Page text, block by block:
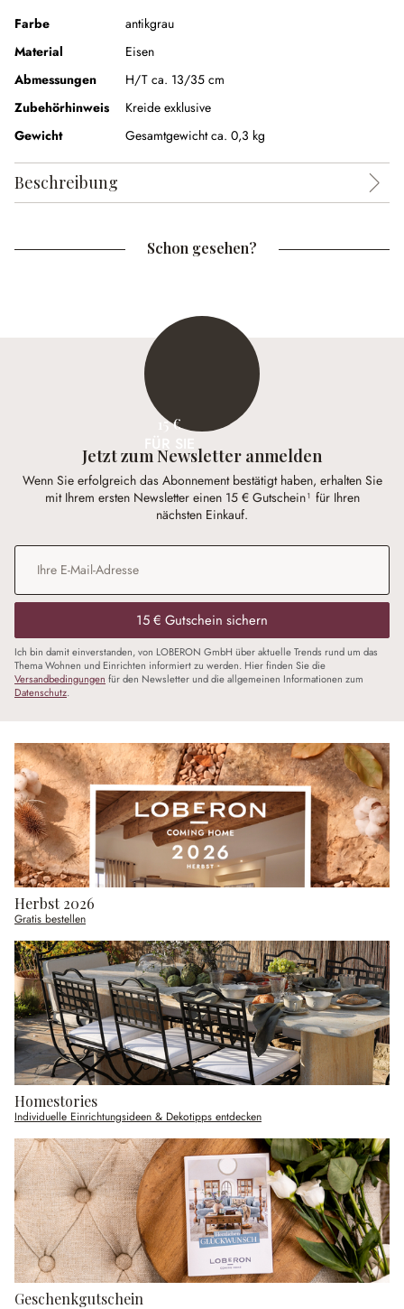
Farbe
antikgrau
Material
Eisen
Abmessungen
H/T ca. 13/35 cm
Zubehörhinweis
Kreide exklusive
Gewicht
Gesamtgewicht ca. 0,3 kg
Beschreibung
Schon gesehen?
15 €
Jetzt zum Newsletter anmelden
Wenn Sie erfolgreich das Abonnement bestätigt haben, erhalten Sie
mit Ihrem ersten Newsletter einen 15 € Gutschein¹ für Ihren
nächsten Einkauf.
E-Mail-Adresse
15 € Gutschein sichern
Ich bin damit einverstanden, von LOBERON GmbH über aktuelle Trends rund um das
Thema Wohnen und Einrichten informiert zu werden. Hier finden Sie die
Versandbedingungen für den Newsletter und die allgemeinen Informationen zum
Datenschutz.
Herbst 2026
Gratis bestellen
Homestories
Individuelle Einrichtungsideen & Dekotipps entdecken
Geschenkgutschein